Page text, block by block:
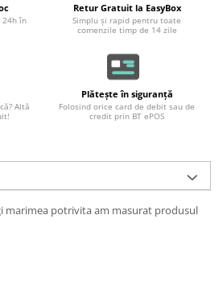
24h în
Retur Gratuit la EasyBox
Simplu și rapid pentru toate
comenzile timp de 14 zile
Altă
Plătește în siguranță
Folosind orice card de debit sau de
credit prin BT ePOS
marimea potrivita am masurat produsul